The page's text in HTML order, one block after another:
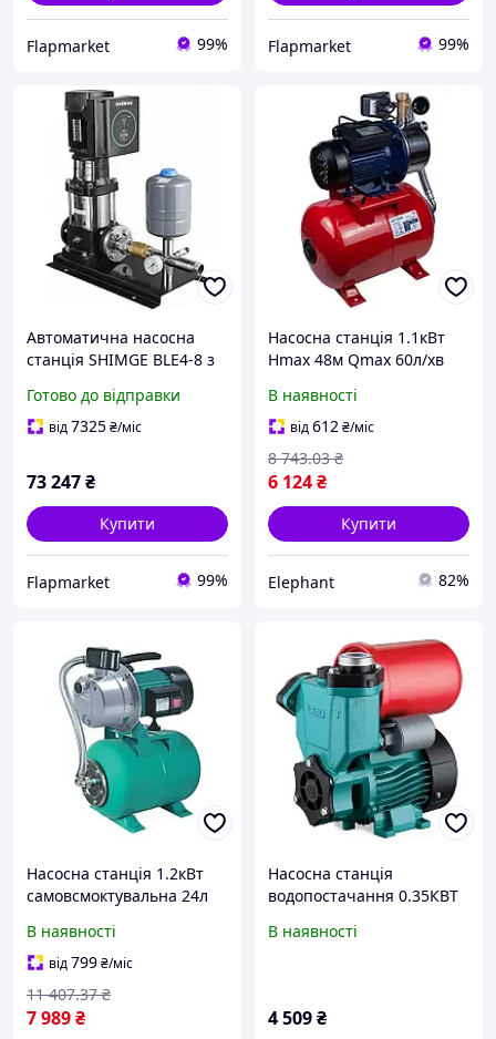
Flapmarket 99% Flapmarket 99%
Автоматична насосна
станція SHIMGE BLE4-8 з
перетворювачем, 1.5 кВт,
Hmax 74(64)м, Qmax
Готово до відправки
від7325₴/міс
73 247₴
Купити
Flapmarket 99%
Насосна станція 1.1кВт
Hmax 48м Qmax 60л/хв
нержавіюча сталь 24л
Україна WETRON
JETS100А5 EPT
В наявності
від612₴/міс
6 124₴
8 743.03 ₴
Купити
Elephant 82%
Насосна станція 1.2кВт
самовсмоктувальна 24л
AquaticaLEO EKJ-1202SA5
EPT
В наявності
від799₴/міс
7 989₴
11 407.37 ₴
Насосна станція
водопостачання 0.35КВТ
(ВИХРІВИЙ НАСОС) 1Л
В наявності
4 509₴